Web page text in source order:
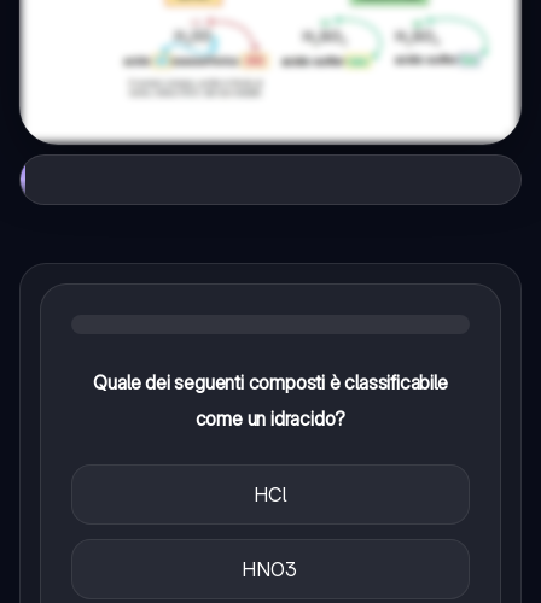
Quale dei seguenti composti è classificabile
come un idracido?
HCl
HNO3